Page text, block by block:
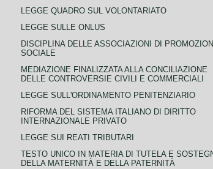
LEGGE QUADRO SUL VOLONTARIATO
LEGGE SULLE ONLUS
DISCIPLINA DELLE ASSOCIAZIONI DI
SOCIALE
MEDIAZIONE FINALIZZATA ALLA CONCILIAZIONE
DELLE CONTROVERSIE CIVILI E COMMERCIALI
LEGGE SULL'ORDINAMENTO PENITENZIARIO
RIFORMA DEL SISTEMA ITALIANO DI DIRITTO
INTERNAZIONALE PRIVATO
LEGGE SUI REATI TRIBUTARI
TESTO UNICO IN MATERIA DI TUTELA E
DELLA MATERNITÀ E DELLA PATERNITÀ